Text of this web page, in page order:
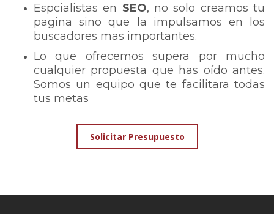
Espcialistas en SEO, no solo creamos tu
pagina sino que la impulsamos en los
buscadores mas importantes.
Lo que ofrecemos supera por mucho
cualquier propuesta que has oído antes.
Somos un equipo que te facilitara todas
tus metas
Solicitar Presupuesto